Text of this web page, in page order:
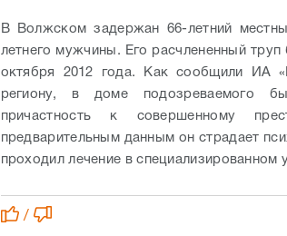
В Волжском задержан 66-летний
летнего мужчины. Его расчлененный
октября 2012 года. Как сообщили ИА
региону, в доме подозреваемого
причастность к совершенному
предварительным данным он страдает
проходил лечение в специализированном
/